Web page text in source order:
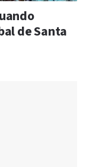
de Santa